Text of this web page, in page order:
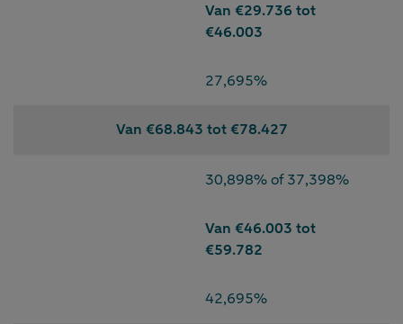
Van €29.736 tot
€46.003
27,695%
Van €68.843 tot €78.427
30,898% of 37,398%
Van €46.003 tot
€59.782
42,695%